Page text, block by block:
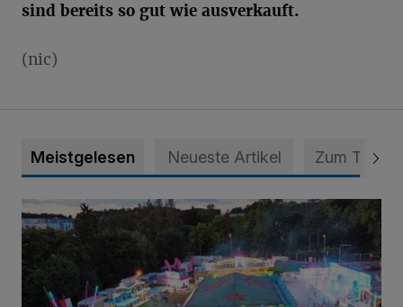
sind bereits so gut wie ausverkauft.
(nic)
Meistgelesen Neueste Artikel Zum Thema
Vier Tage mit vollem Programm